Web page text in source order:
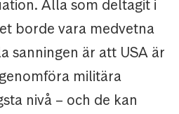
Alla som deltagit i
borde vara medvetna
sanningen är att USA är
militära
nivå – och de kan